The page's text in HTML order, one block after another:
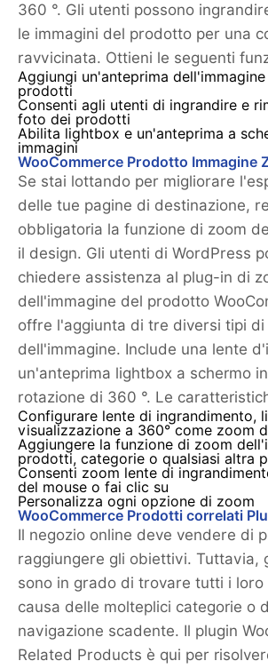
360 °. Gli utenti possono
le immagini del prodotto per una
ravvicinata. Ottieni le seguenti
Aggiungi un'anteprima
prodotti
Consenti agli utenti di ingrandire e
foto dei prodotti
Abilita lightbox e un'anteprima a
immagini
WooCommerce Prodotto Immagine
Se stai lottando per migliorare
delle tue pagine di destinazione,
obbligatoria la funzione di zoom
il design. Gli utenti di WordPress
chiedere assistenza al plug-in di
dell'immagine del prodotto
offre l'aggiunta di tre diversi tipi di
dell'immagine. Include una lente
un'anteprima lightbox a schermo
rotazione di 360 °. Le
Configurare lente di ingrandimento,
visualizzazione a 360° come zoom
Aggiungere la funzione di zoom
prodotti, categorie o qualsiasi altra
Consenti zoom lente di
del mouse o fai clic su
Personalizza ogni opzione di zoom
WooCommerce Prodotti correlati
Il negozio online deve vendere di
raggiungere gli obiettivi. Tuttavia,
sono in grado di trovare tutti i
causa delle molteplici categorie o
navigazione scadente. Il plugin
Related Products è qui per